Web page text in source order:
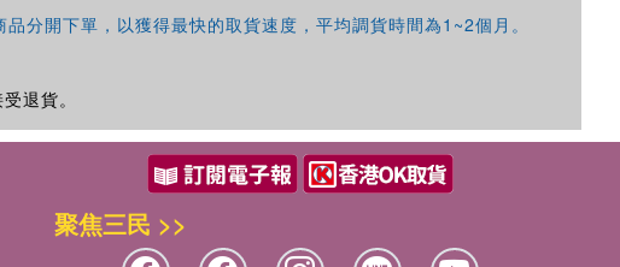
分開下單，以獲得最快的取貨速度，平均調貨時間為1~2個月。
退貨。
聚焦三民 >>